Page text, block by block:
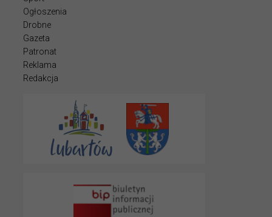
Ogłoszenia
Drobne
Gazeta
Patronat
Reklama
Redakcja